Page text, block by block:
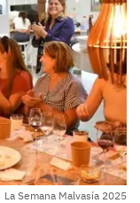
La Semana Malvasía 2025